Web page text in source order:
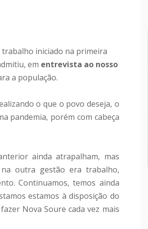
trabalho iniciado na primeira
em entrevista ao nosso
a população.
o que o povo deseja, o
pandemia, porém com cabeça
ainda atrapalham, mas
outra gestão era trabalho,
Continuamos, temos ainda
estamos à disposição do
Nova Soure cada vez mais